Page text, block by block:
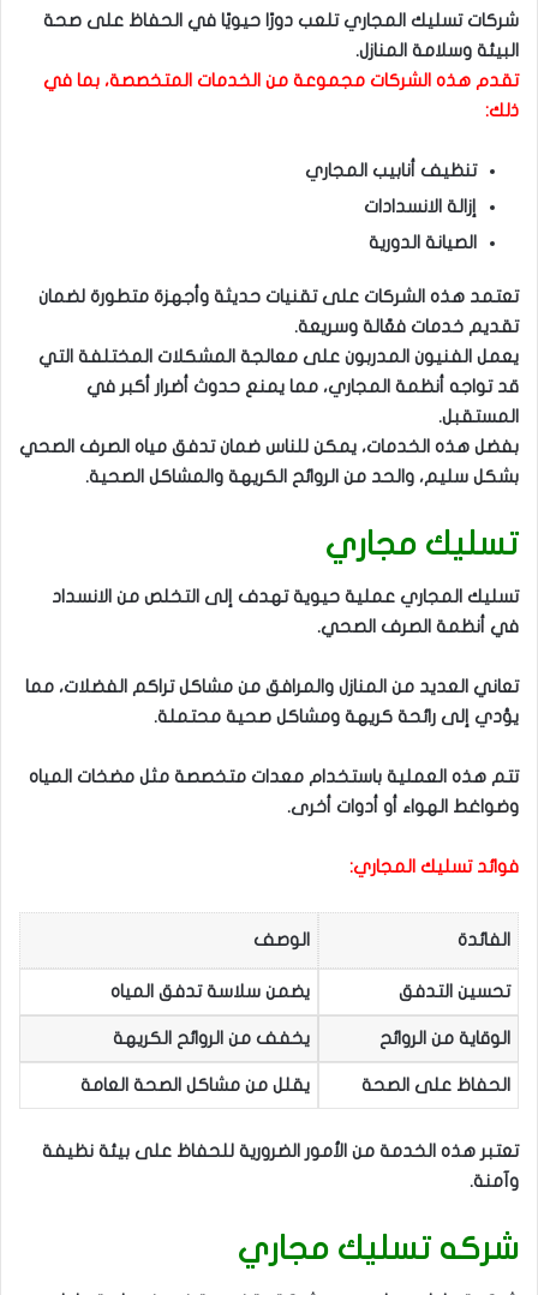
شركات تسليك المجاري تلعب دورًا حيويًا في الحفاظ على صحة
البيئة وسلامة المنازل.
تقدم هذه الشركات مجموعة من الخدمات المتخصصة، بما في
ذلك:
تنظيف أنابيب المجاري
إزالة الانسدادات
الصيانة الدورية
تعتمد هذه الشركات على تقنيات حديثة وأجهزة متطورة لضمان
تقديم خدمات فعّالة وسريعة.
يعمل الفنيون المدربون على معالجة المشكلات المختلفة التي
قد تواجه أنظمة المجاري، مما يمنع حدوث أضرار أكبر في
المستقبل.
بفضل هذه الخدمات، يمكن للناس ضمان تدفق مياه الصرف الصحي
بشكل سليم، والحد من الروائح الكريهة والمشاكل الصحية.
تسليك مجاري
تسليك المجاري عملية حيوية تهدف إلى التخلص من الانسداد
في أنظمة الصرف الصحي.
تعاني العديد من المنازل والمرافق من مشاكل تراكم الفضلات، مما
يؤدي إلى رائحة كريهة ومشاكل صحية محتملة.
تتم هذه العملية باستخدام معدات متخصصة مثل مضخات المياه
وضواغط الهواء أو أدوات أخرى.
فوائد تسليك المجاري:
الفائدة الوصف
تحسين التدفق يضمن سلاسة تدفق المياه
الوقاية من الروائح يخفف من الروائح الكريهة
الحفاظ على الصحة يقلل من مشاكل الصحة العامة
تعتبر هذه الخدمة من الأمور الضرورية للحفاظ على بيئة نظيفة
وآمنة.
شركه تسليك مجاري